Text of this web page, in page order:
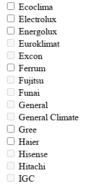
Ecoclima
Electrolux
Energolux
Euroklimat
Excon
Ferrum
Fujitsu
Funai
General
General Climate
Gree
Haier
Hisense
Hitachi
IGC